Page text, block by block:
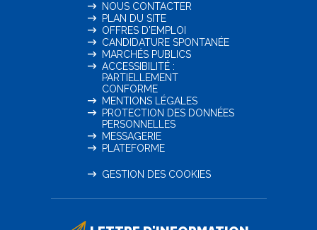
NOUS CONTACTER
PLAN DU SITE
OFFRES D'EMPLOI
CANDIDATURE SPONTANÉE
MARCHÉS PUBLICS
ACCESSIBILITÉ :
PARTIELLEMENT
CONFORME
MENTIONS LÉGALES
PROTECTION DES DONNÉES
PERSONNELLES
MESSAGERIE
PLATEFORME
GESTION DES COOKIES